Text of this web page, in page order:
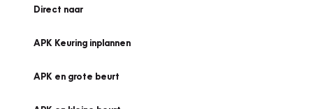
Direct naar
APK Keuring inplannen
APK en grote beurt